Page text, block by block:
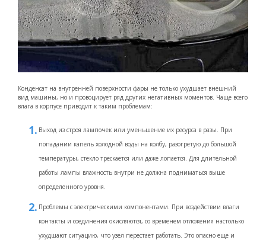
Конденсат на внутренней поверхности фары не только ухудшает внешний
вид машины, но и провоцирует ряд других негативных моментов. Чаще всего
влага в корпусе приводит к таким проблемам:
Выход из строя лампочек или уменьшение их ресурса в разы. При
попадании капель холодной воды на колбу, разогретую до большой
температуры, стекло трескается или даже лопается. Для длительной
работы лампы влажность внутри не должна подниматься выше
определенного уровня.
Проблемы с электрическими компонентами. При воздействии влаги
контакты и соединения окисляются, со временем отложения настолько
ухудшают ситуацию, что узел перестает работать. Это опасно еще и